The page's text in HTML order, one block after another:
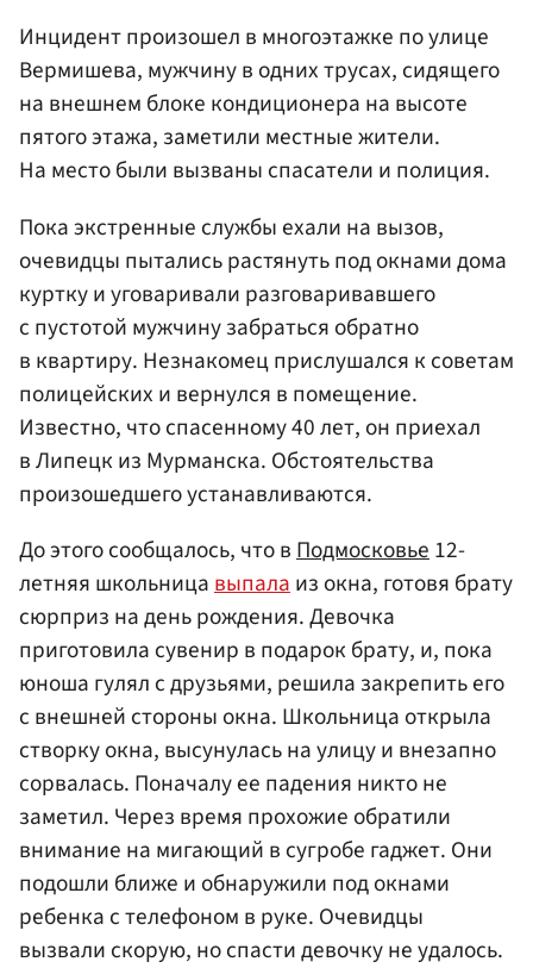
Инцидент произошел в многоэтажке по улице
Вермишева, мужчину в одних трусах, сидящего
на внешнем блоке кондиционера на высоте
пятого этажа, заметили местные жители.
На место были вызваны спасатели и полиция.
Пока экстренные службы ехали на вызов,
очевидцы пытались растянуть под окнами дома
куртку и уговаривали разговаривавшего
с пустотой мужчину забраться обратно
в квартиру. Незнакомец прислушался к советам
полицейских и вернулся в помещение.
Известно, что спасенному 40 лет, он приехал
в Липецк из Мурманска. Обстоятельства
произошедшего устанавливаются.
До этого сообщалось, что вПодмосковье12-
летняя школьницавыпалаиз окна, готовя брату
сюрприз на день рождения. Девочка
приготовила сувенир в подарок брату, и, пока
юноша гулял с друзьями, решила закрепить его
с внешней стороны окна. Школьница открыла
створку окна, высунулась на улицу и внезапно
сорвалась. Поначалу ее падения никто не
заметил. Через время прохожие обратили
внимание на мигающий в сугробе гаджет. Они
подошли ближе и обнаружили под окнами
ребенка с телефоном в руке. Очевидцы
вызвали скорую, но спасти девочку не удалось.